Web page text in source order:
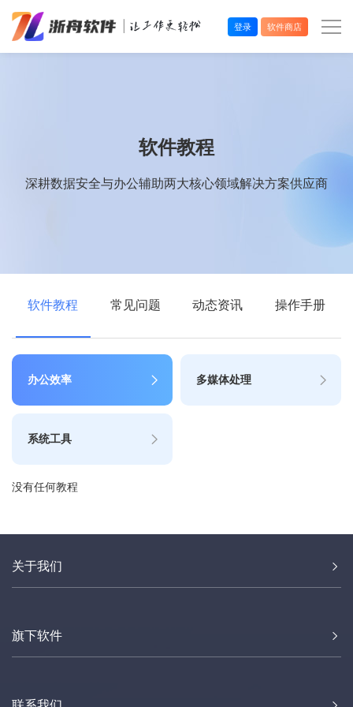
登录 软件商店
软件教程
深耕数据安全与办公辅助两大核心领域解决方案供应商
软件教程 常见问题 动态资讯 操作手册
办公效率 多媒体处理
系统工具
没有任何教程
关于我们
旗下软件